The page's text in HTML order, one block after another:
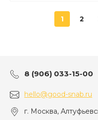
1 2
8 (906) 033-15-00
hello@good-snab.ru
г. Москва,